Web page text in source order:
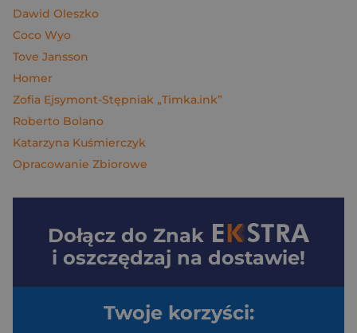
Dawid Oleszko
Coco Wyo
Tove Jansson
Homer
Zofia Ejsymont-Stępniak „Timka.ink”
Roberto Bolano
Katarzyna Kuśmierczyk
Opracowanie Zbiorowe
Dołącz do Znak
i oszczędzaj na dostawie!
Twoje korzyści: